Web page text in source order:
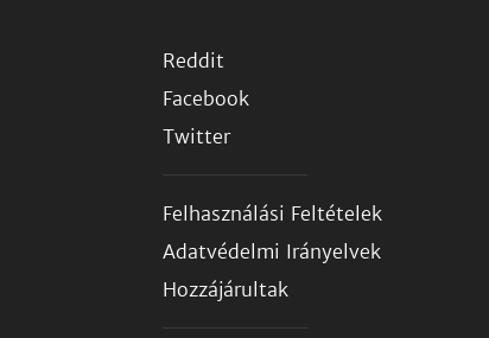
Reddit
Facebook
Twitter
Felhasználási Feltételek
Adatvédelmi Irányelvek
Hozzájárultak